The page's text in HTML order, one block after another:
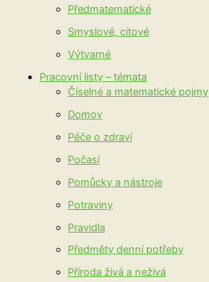
Předmatematické
Smyslové, citové
Výtvarné
Pracovní listy – témata
Číselné a matematické pojmy
Domov
Péče o zdraví
Počasí
Pomůcky a nástroje
Potraviny
Pravidla
Předměty denní potřeby
Příroda živá a neživá